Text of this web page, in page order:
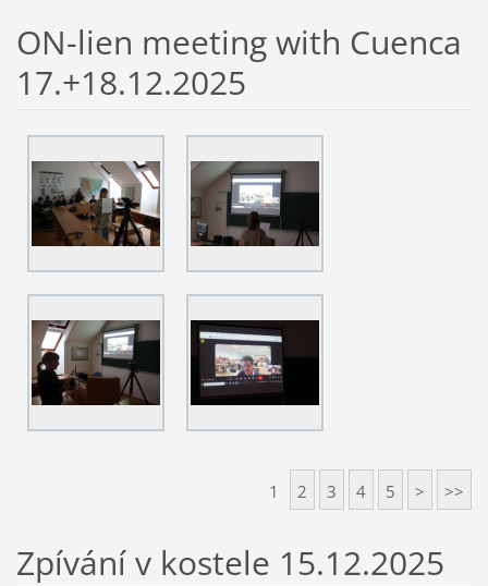
ON-lien meeting with Cuenca
17.+18.12.2025
1 2 3 4 5 > >>
Zpívání v kostele 15.12.2025